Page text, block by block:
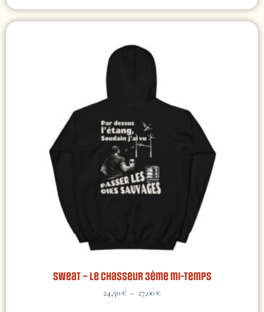
Sweat – Le Chasseur 3ème mi-temps
24,50€ – 27,00€